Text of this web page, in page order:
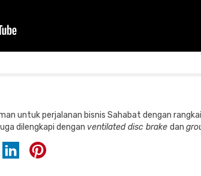
untuk perjalanan bisnis Sahabat dengan
dilengkapi dengan ventilated disc brake dan